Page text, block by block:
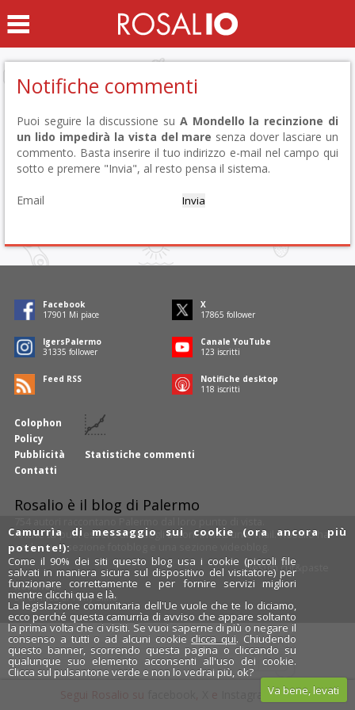
Notifiche commenti
Puoi seguire la discussione su A Mondello la recinzione di
un lido impedirà la vista del mare senza dover lasciare un
commento. Basta inserire il tuo indirizzo e-mail nel campo qui
sotto e premere "Invia", al resto pensa il sistema.
Email
Colophon
Policy
Pubblicità
Contatti
Statistiche commenti
Facebook
18100 Mi piace
X
18065 follower
IgersPalermo
31685 follower
Canale YouTube
125 iscritti
Feed RSS
Notifiche desktop
119 iscritti
Rosalio è il blog di Palermo
Anche tu puoi essere uno degli autori: inviaci un'e-mail
. Rosalio ha
anche una sezione
Designcut&paste
Rosalio.it
Da un'idea diTony Siino
x
Instagram
Camurrìa di messaggio sui cookie (ora ancora più
potente!):
Come il 90% dei siti questo blog usa i cookie (piccoli file
salvati in maniera sicura sul dispositivo del visitatore) per
funzionare correttamente e per fornire servizi migliori
mentre clicchi qua e là.
La legislazione comunitaria dell'Ue vuole che te lo diciamo,
ecco perché questa camurrìa di avviso che appare soltanto
la prima volta che ci visiti. Se vuoi saperne di più o negare il
consenso a tutti o ad alcuni cookie clicca qui. Chiudendo
questo banner, scorrendo questa pagina o cliccando su
qualunque suo elemento acconsenti all'uso dei cookie.
Clicca sul pulsantone verde e non lo vedrai più, ok?
Va bene, levati